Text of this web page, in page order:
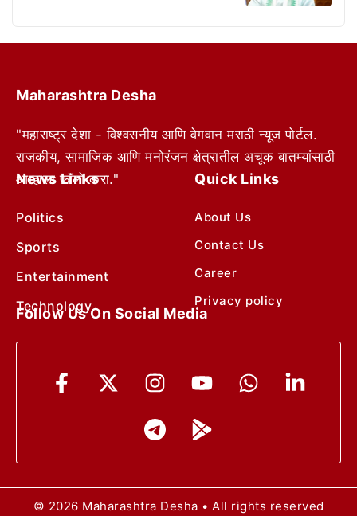
Maharashtra Desha
"महाराष्ट्र देशा - विश्वसनीय आणि वेगवान मराठी न्यूज पोर्टल.
राजकीय, सामाजिक आणि मनोरंजन क्षेत्रातील अचूक बातम्यांसाठी
आम्हाला फॉलो करा."
News Links
Politics
Sports
Entertainment
Technology
Quick Links
About Us
Contact Us
Career
Privacy policy
Follow Us On Social Media
© 2026 Maharashtra Desha • All rights reserved